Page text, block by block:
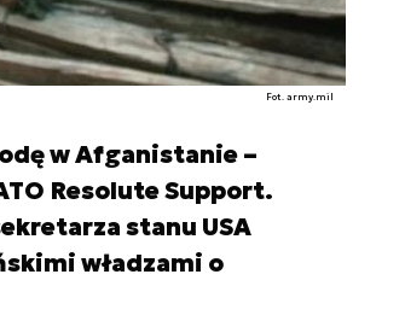
Fot. army.mil
w Afganistanie –
Resolute Support.
stanu USA
władzami o